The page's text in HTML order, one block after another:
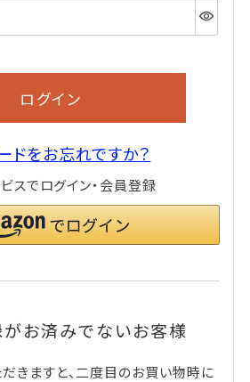
ログイン
ドをお忘れですか？
スでログイン・会員登録
お済みでないお客様
きますと、二度目のお買い物時に